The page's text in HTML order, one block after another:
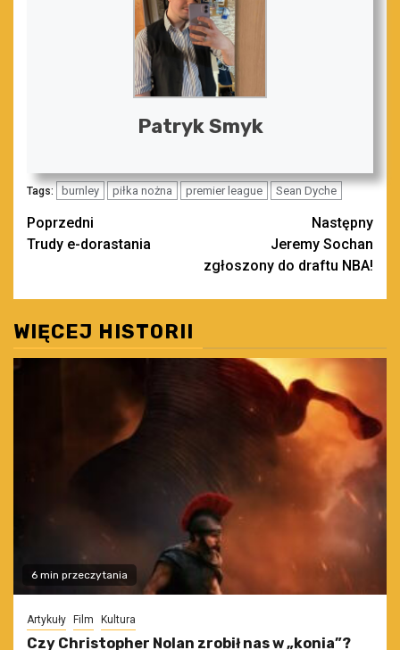
Patryk Smyk
Tags: burnley piłka nożna premier league Sean Dyche
Zobacz
wpisy
Poprzedni
Trudy e-dorastania
Następny
Jeremy Sochan
zgłoszony do draftu NBA!
WIĘCEJ HISTORII
6 min przeczytania
Artykuły Film Kultura
Czy Christopher Nolan zrobił nas w „konia”?